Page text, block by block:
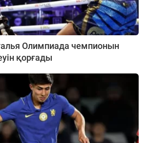
Олимпиада чемпионын
қорғады